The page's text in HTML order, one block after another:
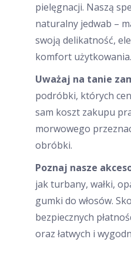
pielęgnacji. Naszą
naturalny jedwab –
swoją delikatność,
komfort użytkowania.
Uważaj na tanie
podróbki, których
sam koszt zakupu
morwowego
obróbki.
Poznaj nasze
jak turbany, wałki,
gumki do włosów.
bezpiecznych
oraz łatwych i